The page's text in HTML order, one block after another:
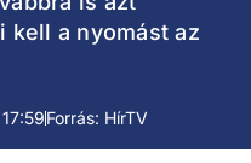
kell a nyomást az
Forrás: HírTV